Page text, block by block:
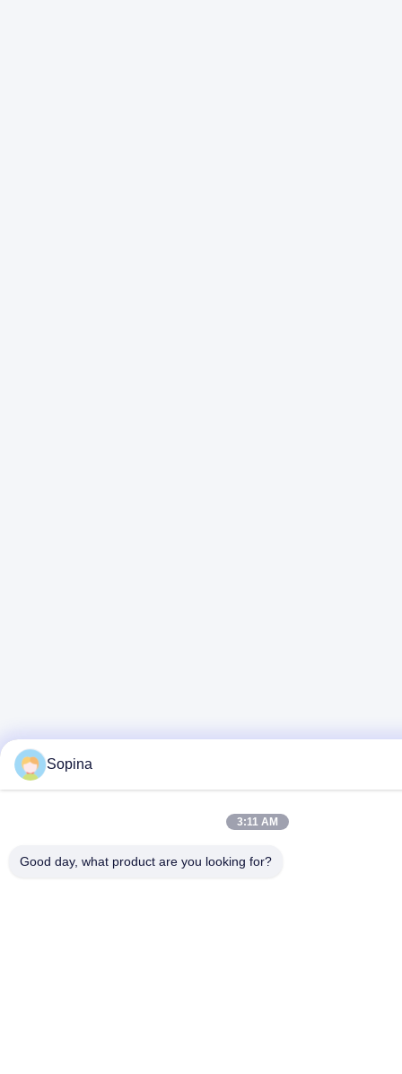
Sopina
3:11 AM
Good day, what product are you looking for?